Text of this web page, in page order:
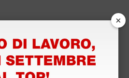
anche i tempi di consegna
×